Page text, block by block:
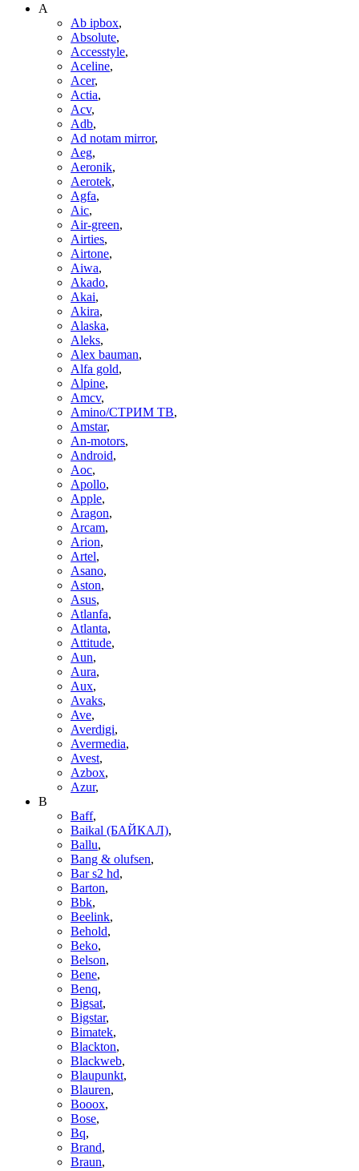
A
Ab ipbox,
Absolute,
Accesstyle,
Aceline,
Acer,
Actia,
Acv,
Adb,
Ad notam mirror,
Aeg,
Aeronik,
Aerotek,
Agfa,
Aic,
Air-green,
Airties,
Airtone,
Aiwa,
Akado,
Akai,
Akira,
Alaska,
Aleks,
Alex bauman,
Alfa gold,
Alpine,
Amcv,
Amino/СТРИМ ТВ,
Amstar,
An-motors,
Android,
Aoc,
Apollo,
Apple,
Aragon,
Arcam,
Arion,
Artel,
Asano,
Aston,
Asus,
Atlanfa,
Atlanta,
Attitude,
Aun,
Aura,
Aux,
Avaks,
Ave,
Averdigi,
Avermedia,
Avest,
Azbox,
Azur,
B
Baff,
Baikal (БАЙКАЛ),
Ballu,
Bang & olufsen,
Bar s2 hd,
Barton,
Bbk,
Beelink,
Behold,
Beko,
Belson,
Bene,
Benq,
Bigsat,
Bigstar,
Bimatek,
Blackton,
Blackweb,
Blaupunkt,
Blauren,
Booox,
Bose,
Bq,
Brand,
Braun,